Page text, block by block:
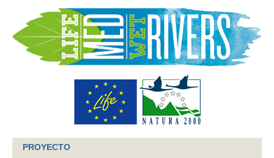
Jump to navigation
PROYECTO